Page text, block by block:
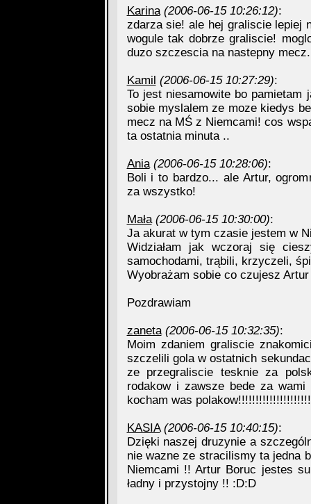
Karina (2006-06-15 10:26:12):
zdarza sie! ale hej graliscie lepiej
wogule tak dobrze graliscie!
duzo szczescia na nastepny
Kamil (2006-06-15 10:27:29):
To jest niesamowite bo
sobie myslalem ze moze kiedys
mecz na MŚ z Niemcami! cos
ta ostatnia minuta ..
Ania (2006-06-15 10:28:06):
Boli i to bardzo... ale Artur,
za wszystko!
Mała (2006-06-15 10:30:00):
Ja akurat w tym czasie jestem w
Widziałam jak wczoraj się
samochodami, trąbili, krzyczeli,
Wyobrażam sobie co czujesz Artur
Pozdrawiam
zaneta (2006-06-15 10:32:35):
Moim zdaniem graliscie
szczelili gola w ostatnich
ze przegraliscie tesknie za
rodakow i zawsze bede za
kocham was
KASIA (2006-06-15 10:40:15):
Dzięki naszej druzynie a
nie wazne ze stracilismy ta jedna
Niemcami !! Artur Boruc jestes
ładny i przystojny !! :D:D